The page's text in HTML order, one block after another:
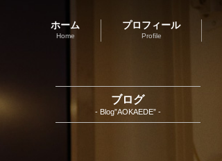
ホーム
Home
プロフィール
Profile
ブログ
- Blog”AOKAEDE” -